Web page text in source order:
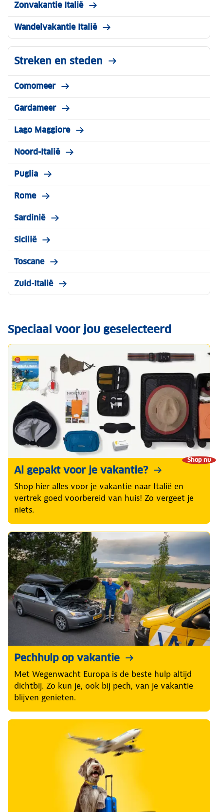
Zonvakantie Italië
Wandelvakantie Italië
Streken en steden
Comomeer
Gardameer
Lago Maggiore
Noord-Italië
Puglia
Rome
Sardinië
Sicilië
Toscane
Zuid-Italië
Speciaal voor jou geselecteerd
Shop nu
Al gepakt voor je vakantie?
Shop hier alles voor je vakantie naar Italië en
vertrek goed voorbereid van huis! Zo vergeet je
niets.
Pechhulp op vakantie
Met Wegenwacht Europa is de beste hulp altijd
dichtbij. Zo kun je, ook bij pech, van je vakantie
blijven genieten.